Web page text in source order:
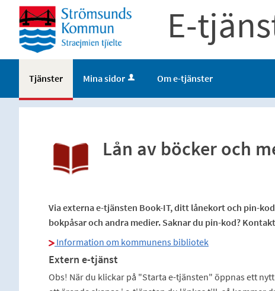
E-
Tjänster Mina sidor Om e-tjänster
Lån av böcker och
Via externa e-tjänsten Book-IT, ditt lånekort och pin-
bokpåsar och andra medier. Saknar du pin-kod?
Information om kommunens bibliotek
Extern e-tjänst
Obs! När du klickar på "Starta e-tjänsten" öppnas ett